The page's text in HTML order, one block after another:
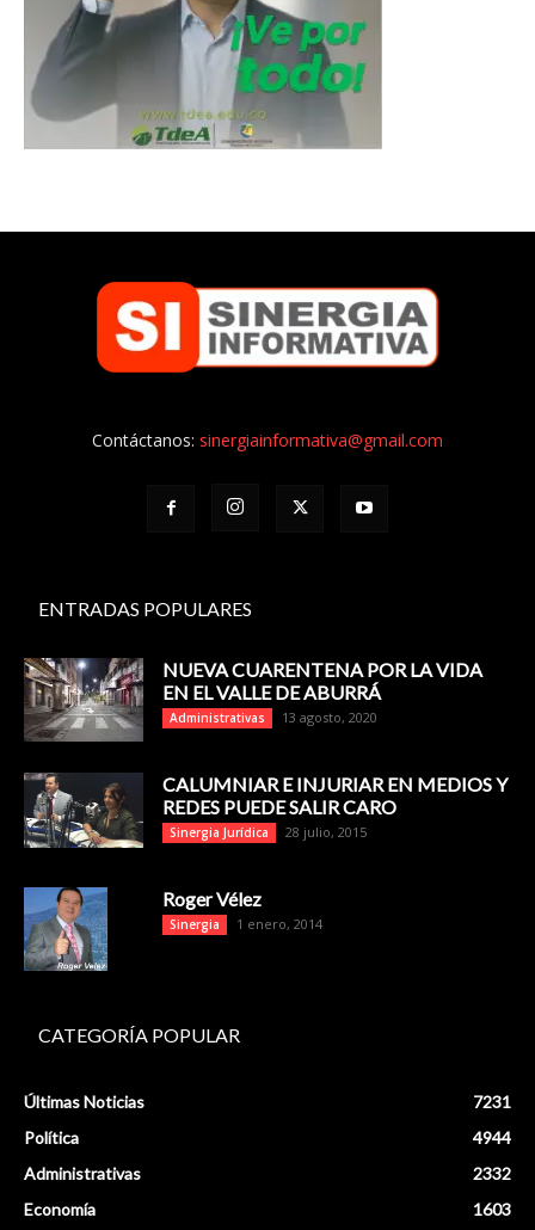
Contáctanos: sinergiainformativa@gmail.com
ENTRADAS POPULARES
NUEVA CUARENTENA POR LA VIDA
EN EL VALLE DE ABURRÁ
Administrativas 13 agosto, 2020
CALUMNIAR E INJURIAR EN MEDIOS Y
REDES PUEDE SALIR CARO
Sinergia Jurídica 28 julio, 2015
Roger Vélez
Sinergia 1 enero, 2014
CATEGORÍA POPULAR
Últimas Noticias
7231
Política
4944
Administrativas
2332
Economía
1603